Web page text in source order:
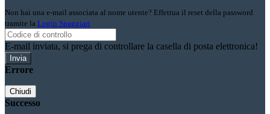
Non hai una e-mail associata al nome utente? Effettua il reset della password
tramite la Login Spaggiari
E-mail inviata, si prega di controllare la casella di posta elettronica!
Errore
Chiudi
Successo